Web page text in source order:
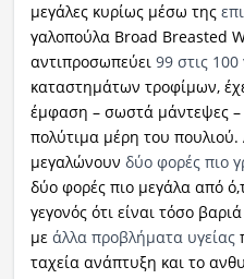
μεγάλες κυρίως μέσω της
γαλοπούλα Broad Breasted
αντιπροσωπεύει 99 στις
καταστημάτων τροφίμων,
έμφαση – σωστά μάντεψες –
πολύτιμα μέρη του
μεγαλώνουν δύο φορές πιο
δύο φορές πιο μεγάλα από
γεγονός ότι είναι τόσο
με άλλα προβλήματα υγείας
ταχεία ανάπτυξη και το